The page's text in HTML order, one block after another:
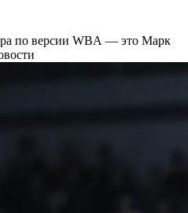
по версии WBA — это Марк